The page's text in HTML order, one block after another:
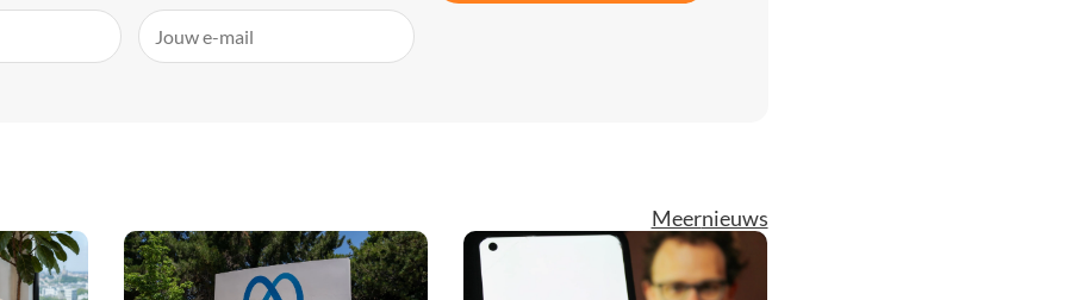
Meernieuws